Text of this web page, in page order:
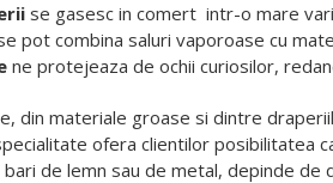
se gasesc in comert intr-o mare
pot combina saluri vaporoase cu
ne protejeaza de ochii curiosilor,
din materiale groase si dintre
ofera clientilor posibilitatea
de lemn sau de metal, depinde de